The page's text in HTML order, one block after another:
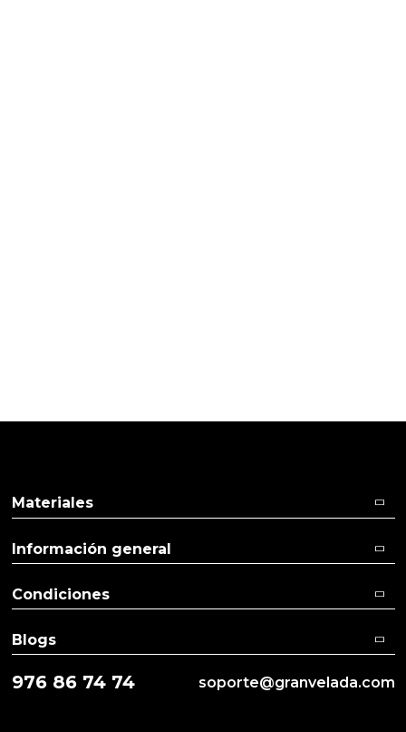
976 86 74 74 soporte@granvelada.com
Materiales
Información general
Condiciones
Blogs